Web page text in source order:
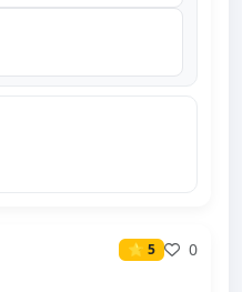
⭐ 5
0